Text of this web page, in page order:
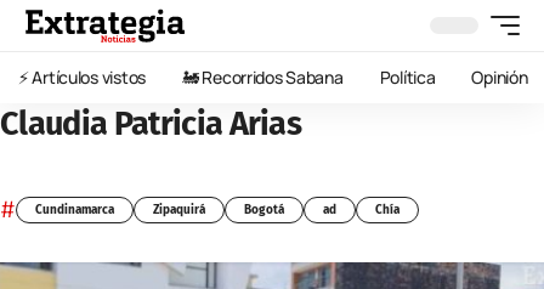
⚡️ Artículos vistos 🚂 Recorridos Sabana Política Opinión
Claudia Patricia Arias
# Cundinamarca Zipaquirá Bogotá ad Chía